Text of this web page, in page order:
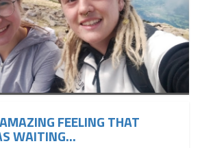
FEELING THAT
WAITING...